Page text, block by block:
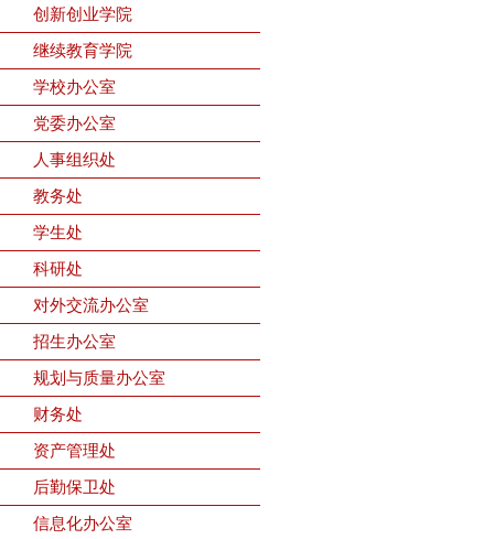
创新创业学院
继续教育学院
学校办公室
党委办公室
人事组织处
教务处
学生处
科研处
对外交流办公室
招生办公室
规划与质量办公室
财务处
资产管理处
后勤保卫处
信息化办公室